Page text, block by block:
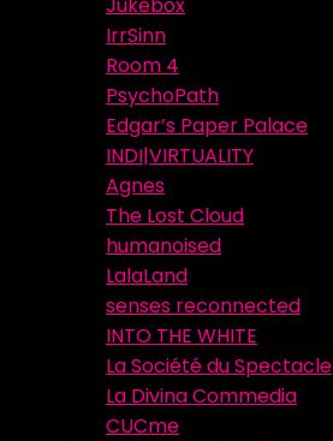
IrrSinn
Room 4
PsychoPath
Edgar’s Paper Palace
INDI|VIRTUALITY
Agnes
The Lost Cloud
humanoised
LalaLand
senses reconnected
INTO THE WHITE
La Société du Spectacle
La Divina Commedia
CUCme